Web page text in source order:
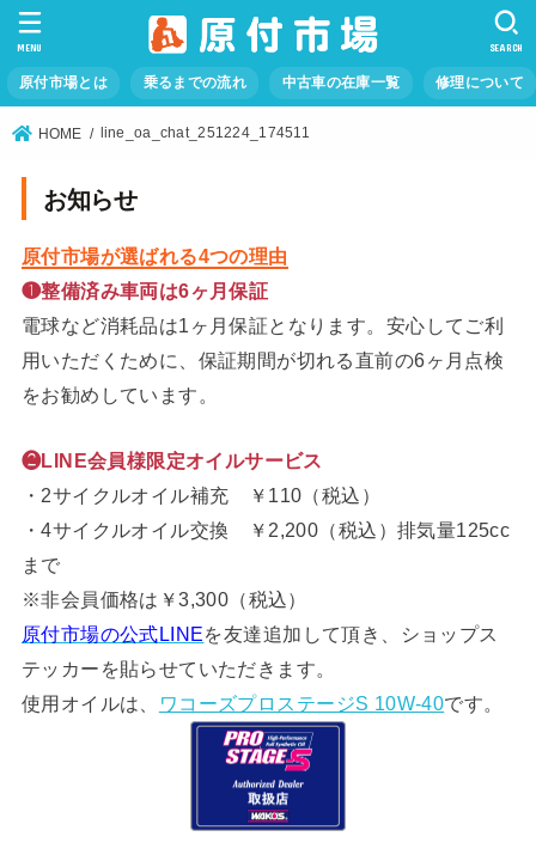
原付市場とは 乗るまでの流れ 中古車の在庫一覧 修理について
SEARCH
MENU
HOME line_oa_chat_251224_174511
お知らせ
原付市場が選ばれる4つの理由
❶整備済み車両は6ヶ月保証
電球など消耗品は1ヶ月保証となります。安心してご利
用いただくために、保証期間が切れる直前の6ヶ月点検
をお勧めしています。
❷LINE会員様限定オイルサービス
・2サイクルオイル補充 ￥110（税込）
・4サイクルオイル交換 ￥2,200（税込）排気量125cc
まで
※非会員価格は￥3,300（税込）
原付市場の公式LINEを友達追加して頂き、ショップス
テッカーを貼らせていただきます。
使用オイルは、
ワコーズプロステージS 10W-40です。